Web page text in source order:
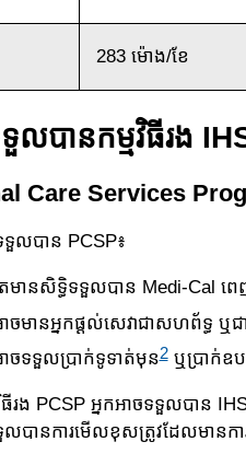
283 ម៉ោង/ខែ
លបានកម្មវិធីរង
Care Services
ទួលបាន PCSP៖
តែមានសិទ្ធិទទួលបាន Medi-
ចមានអ្នកផ្ដល់សេវាជាសហព័ទ្ធ ឬ
ាចទទួលប្រាក់ទូទាត់មុន2ឬប្រាក់ឧប
ធីរង PCSP អ្នកអាចទទួលបាន
លបានការមើលខុសត្រូវដែលមានការ